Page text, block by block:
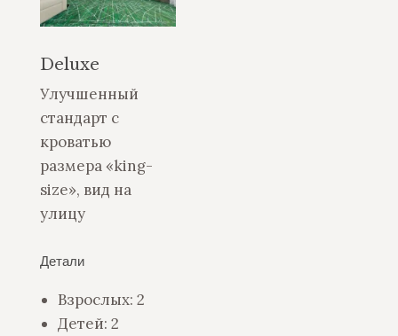
Deluxe
Улучшенный
стандарт с
кроватью
размера «king-
size», вид на
улицу
Детали
Взрослых: 2
Детей: 2